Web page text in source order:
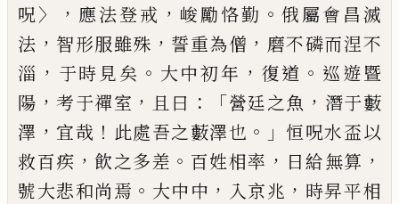
呪〉， 應法登戒 ，峻勵恪勤 。俄屬會昌滅
法 ， 智形服雖殊 ， 誓重為僧 ， 磨不磷而涅不
淄 ， 于時見矣 。 大中初年 ， 復道 。 巡遊暨
陽 ， 考于禪室 ， 且曰 ：「營廷之魚 ， 潛于藪
澤 ， 宜哉 ！ 此處吾之藪澤也 。」 恒呪水盃以
救百疾 ，飲之多差 。 百姓相率 ， 日給無算 ，
號大悲和尚焉 。 大中中 ， 入京兆 ， 時昇平相